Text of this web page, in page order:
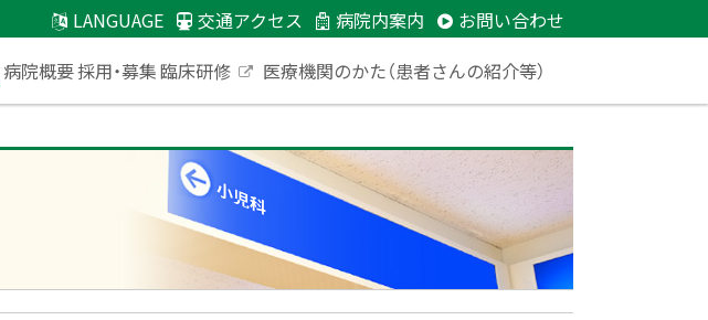
LANGUAGE 交通アクセス 病院内案内 お問い合わせ
病院概要採用・募集臨床研修
部
イ
医療機関のかた（患者さんの紹介等）